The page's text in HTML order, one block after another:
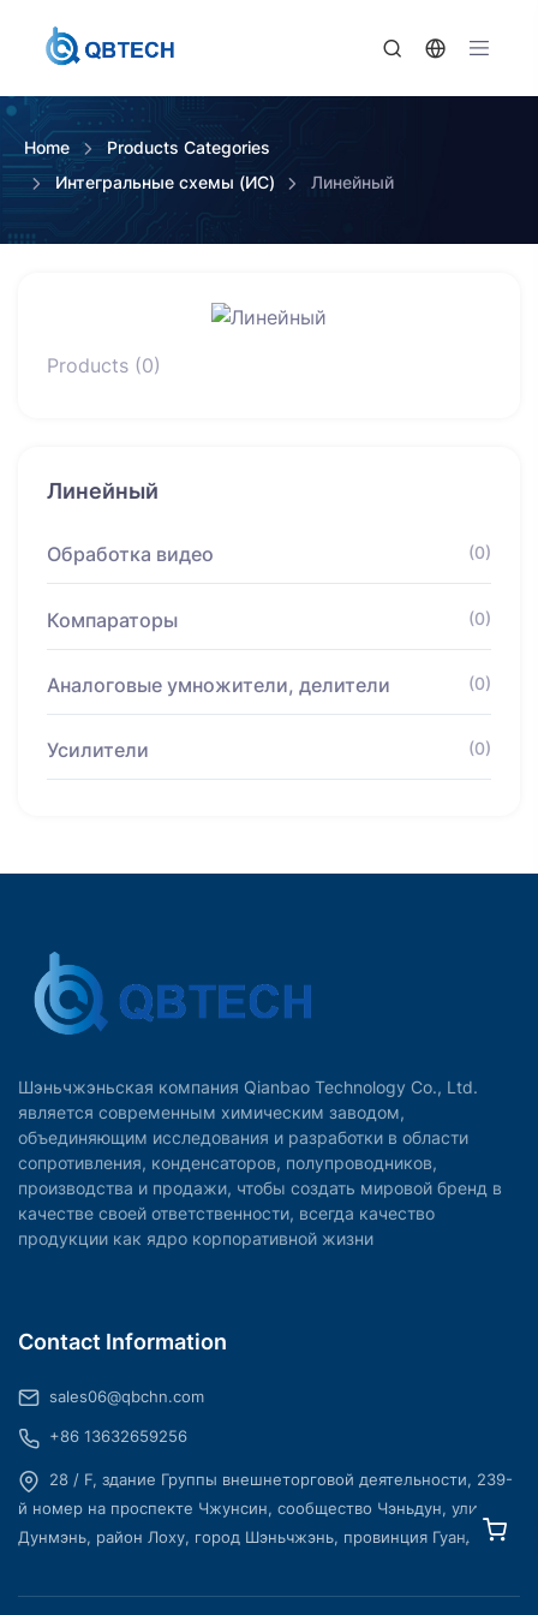
Home
Products Categories
Интегральные схемы (ИС)
Линейный
Products (0)
Линейный
Обработка видео (0)
Компараторы (0)
Аналоговые умножители, делители (0)
Усилители (0)
Шэньчжэньская компания Qianbao Technology Co., Ltd.
является современным химическим заводом,
объединяющим исследования и разработки в области
сопротивления, конденсаторов, полупроводников,
производства и продажи, чтобы создать мировой бренд в
качестве своей ответственности, всегда качество
продукции как ядро корпоративной жизни
Contact Information
sales06@qbchn.com
+86 13632659256
28 / F, здание Группы внешнеторговой деятельности, 239-
й номер на проспекте Чжунсин, сообщество Чэньдун, улица
Дунмэнь, район Лоху, город Шэньчжэнь, провинция Гуандун